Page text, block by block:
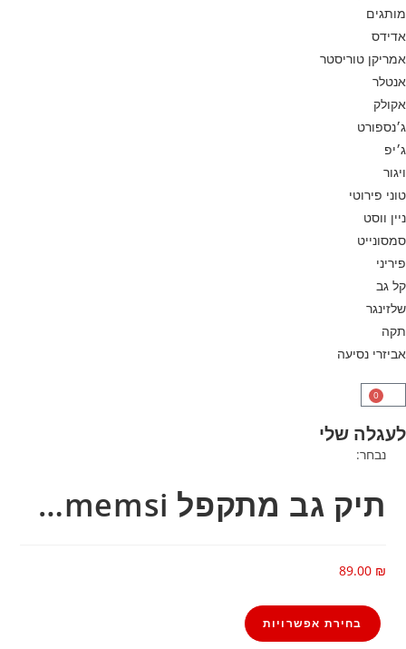
מותגים
אדידס
אמריקן טוריסטר
אנטלר
אקולק
ג׳נספורט
ג׳יפ
ויגור
טוני פירוטי
ניין ווסט
סמסונייט
פיריני
קל גב
שלזינגר
תקה
אביזרי נסיעה
0
לעגלה שלי
נבחר:
תיק גב מתקפל memsi…
89.00 ₪
בחירת אפשרויות